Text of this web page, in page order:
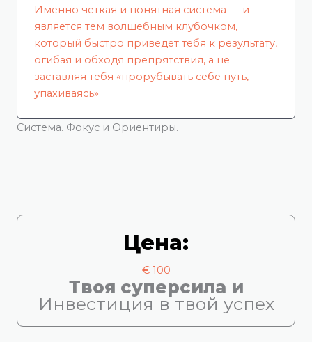
Именно четкая и понятная система — и
является тем волшебным клубочком,
который быстро приведет тебя к результату,
огибая и обходя препрятствия, а не
заставляя тебя «прорубывать себе путь,
упахиваясь»
Система. Фокус и Ориентиры.
Цена:
€ 100
Твоя суперсила и
Инвестиция в твой успех